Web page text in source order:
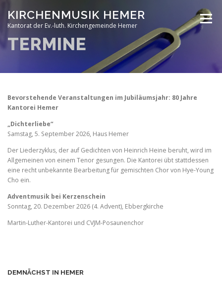
Inhalt
springen
KIRCHENMUSIK HEMER
Kantorat der Ev.-luth. Kirchengemeinde Hemer
Menü
MARTIN-LUTHER-KANTOREI ORGELN
IMPRESSUM / KONTAKT
TERMINE
Bevorstehende Veranstaltungen im Jubiläumsjahr: 80 Jahre
Kantorei Hemer
„Dichterliebe“
Samstag, 5. September 2026, Haus Hemer
Der Liederzyklus, der auf Gedichten von Heinrich Heine beruht, wird im
Allgemeinen von einem Tenor gesungen. Die Kantorei übt stattdessen
eine recht unbekannte Bearbeitung für gemischten Chor von Hye-Young
Cho ein.
Adventmusik bei Kerzenschein
Sonntag, 20. Dezember 2026 (4. Advent), Ebbergkirche
Martin-Luther-Kantorei und CVJM-Posaunenchor
DEMNÄCHST IN HEMER